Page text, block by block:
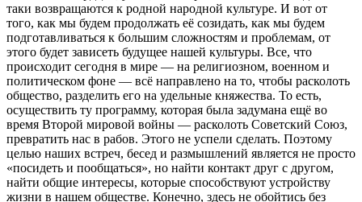
таки возвращаются к родной народной культуре. И вот от
того, как мы будем продолжать её созидать, как мы будем
подготавливаться к большим сложностям и проблемам, от
этого будет зависеть будущее нашей культуры. Все, что
происходит сегодня в мире — на религиозном, военном и
политическом фоне — всё направлено на то, чтобы расколоть
общество, разделить его на удельные княжества. То есть,
осуществить ту программу, которая была задумана ещё во
время Второй мировой войны — расколоть Советский Союз,
превратить нас в рабов. Этого не успели сделать. Поэтому
целью наших встреч, бесед и размышлений является не просто
«посидеть и пообщаться», но найти контакт друг с другом,
найти общие интересы, которые способствуют устройству
жизни в нашем обществе. Конечно, здесь не обойтись без